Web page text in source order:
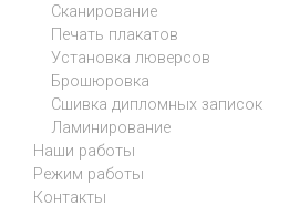
Сканирование
Печать плакатов
Установка люверсов
Брошюровка
Сшивка дипломных записок
Ламинирование
Наши работы
Режим работы
Контакты